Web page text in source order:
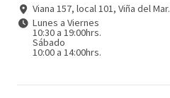
Viana 157, local 101, Viña del Mar.
Lunes a Viernes
10:30 a 19:00hrs.
Sábado
10:00 a 14:00hrs.